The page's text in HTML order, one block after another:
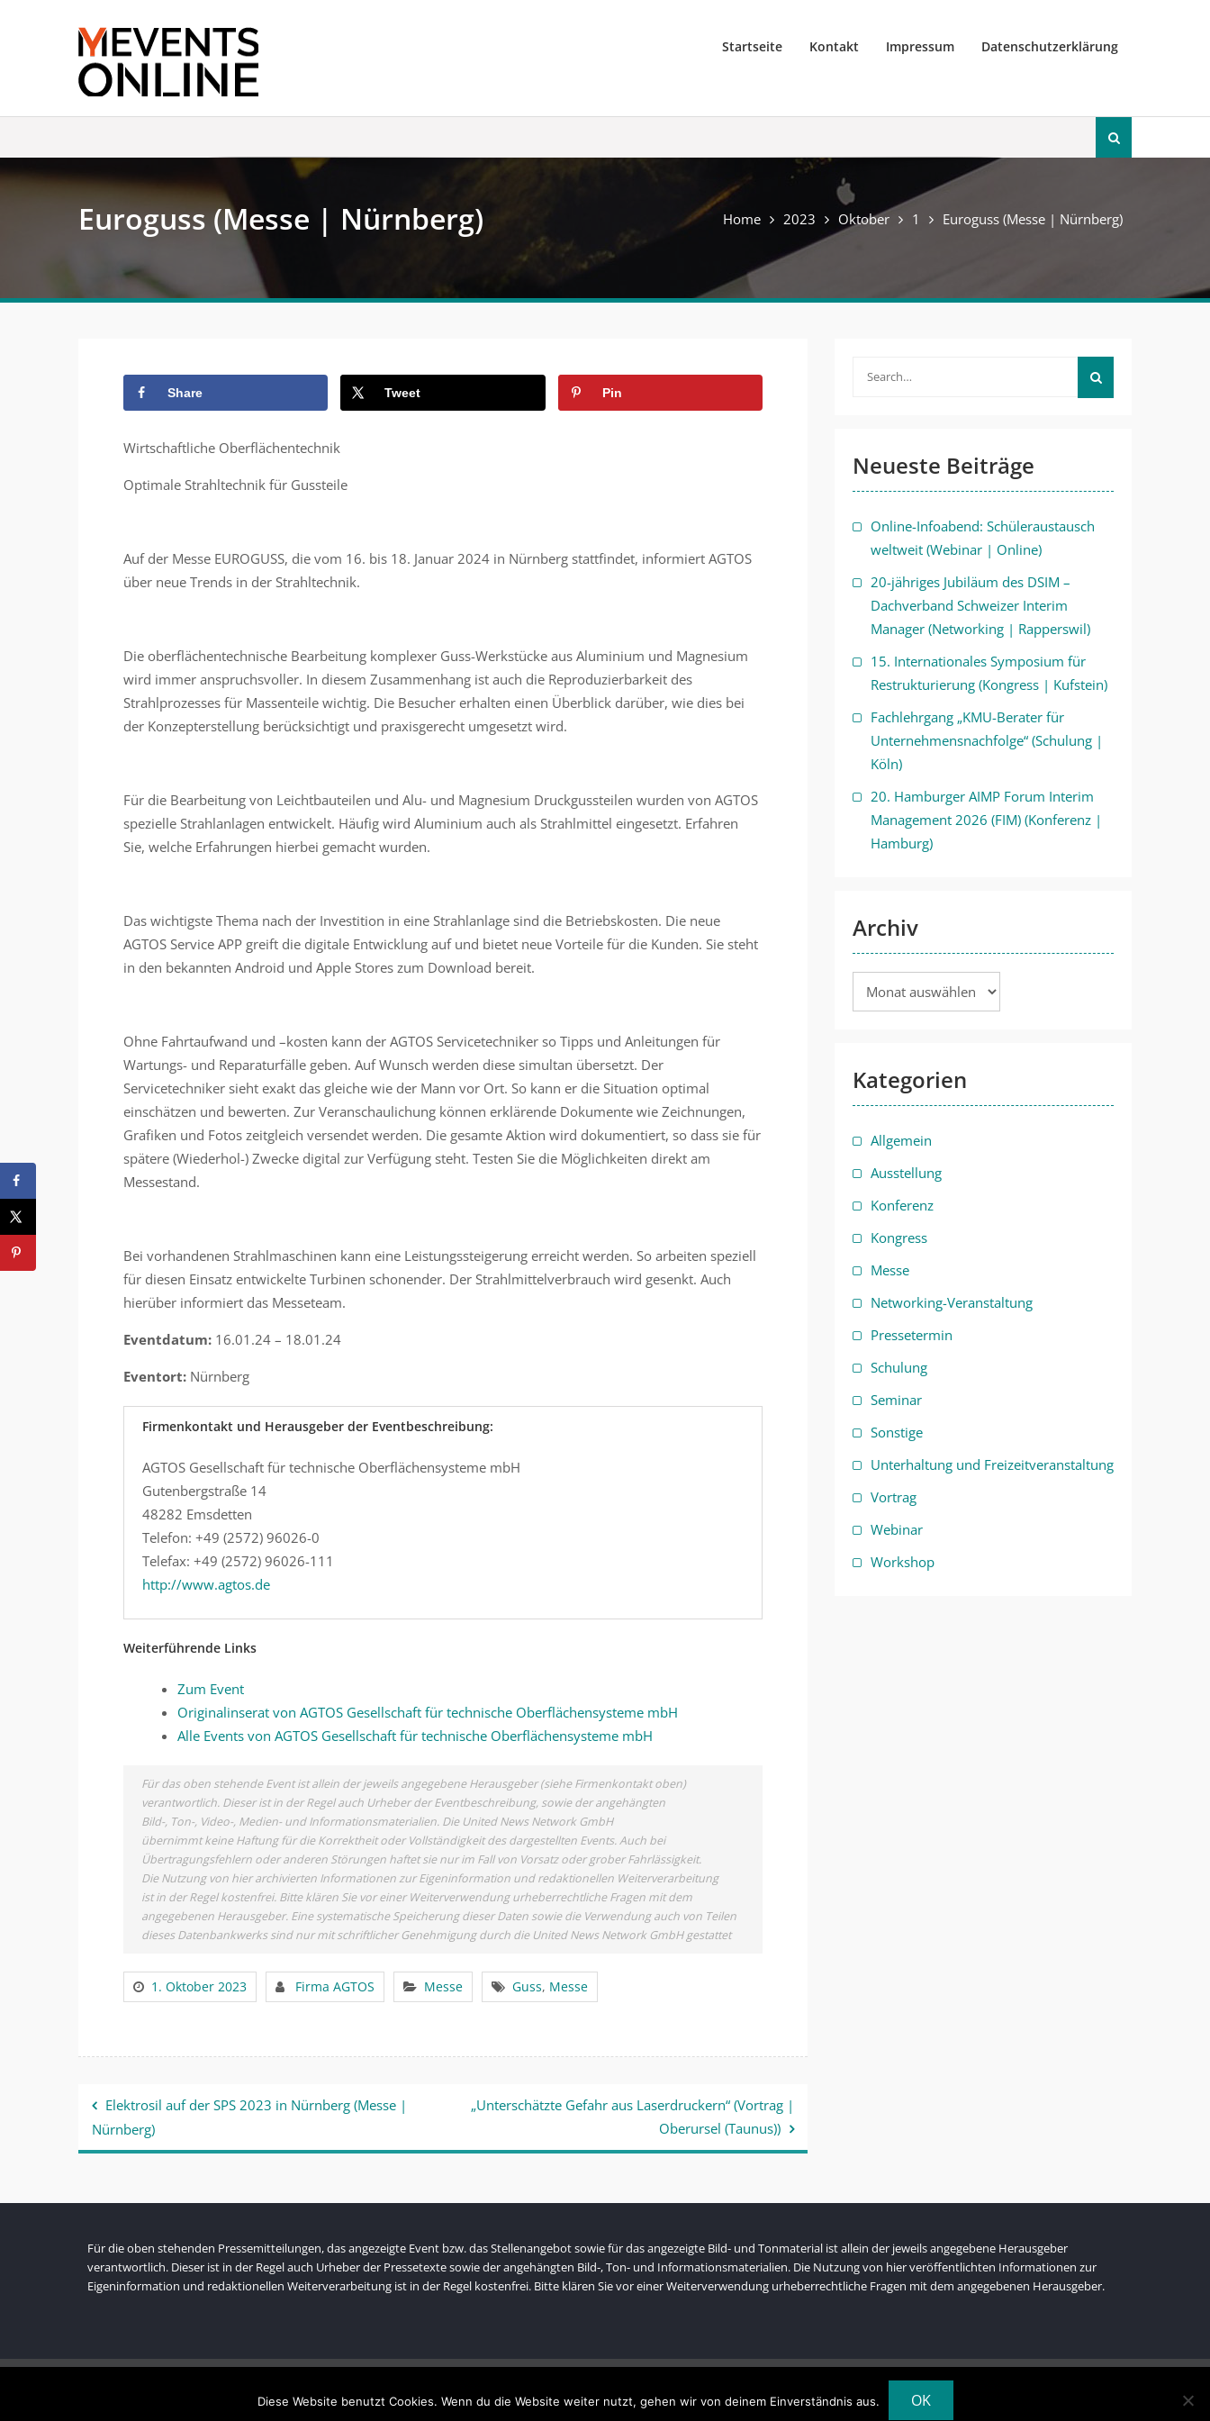
Startseite Kontakt Impressum Datenschutzerklärung
Search
Euroguss (Messe | Nürnberg) Home 2023 Oktober 1 Euroguss (Messe | Nürnberg)
Share Tweet Pin
Wirtschaftliche Oberflächentechnik
Optimale Strahltechnik für Gussteile
Auf der Messe EUROGUSS, die vom 16. bis 18. Januar 2024 in Nürnberg stattfindet, informiert AGTOS
über neue Trends in der Strahltechnik.
Die oberflächentechnische Bearbeitung komplexer Guss-Werkstücke aus Aluminium und Magnesium
wird immer anspruchsvoller. In diesem Zusammenhang ist auch die Reproduzierbarkeit des
Strahlprozesses für Massenteile wichtig. Die Besucher erhalten einen Überblick darüber, wie dies bei
der Konzepterstellung berücksichtigt und praxisgerecht umgesetzt wird.
Für die Bearbeitung von Leichtbauteilen und Alu- und Magnesium Druckgussteilen wurden von AGTOS
spezielle Strahlanlagen entwickelt. Häufig wird Aluminium auch als Strahlmittel eingesetzt. Erfahren
Sie, welche Erfahrungen hierbei gemacht wurden.
Das wichtigste Thema nach der Investition in eine Strahlanlage sind die Betriebskosten. Die neue
AGTOS Service APP greift die digitale Entwicklung auf und bietet neue Vorteile für die Kunden. Sie steht
in den bekannten Android und Apple Stores zum Download bereit.
Ohne Fahrtaufwand und –kosten kann der AGTOS Servicetechniker so Tipps und Anleitungen für
Wartungs- und Reparaturfälle geben. Auf Wunsch werden diese simultan übersetzt. Der
Servicetechniker sieht exakt das gleiche wie der Mann vor Ort. So kann er die Situation optimal
einschätzen und bewerten. Zur Veranschaulichung können erklärende Dokumente wie Zeichnungen,
Grafiken und Fotos zeitgleich versendet werden. Die gesamte Aktion wird dokumentiert, so dass sie für
spätere (Wiederhol-) Zwecke digital zur Verfügung steht. Testen Sie die Möglichkeiten direkt am
Messestand.
Bei vorhandenen Strahlmaschinen kann eine Leistungssteigerung erreicht werden. So arbeiten speziell
für diesen Einsatz entwickelte Turbinen schonender. Der Strahlmittelverbrauch wird gesenkt. Auch
hierüber informiert das Messeteam.
Eventdatum: 16.01.24 – 18.01.24
Eventort: Nürnberg
Firmenkontakt und Herausgeber der Eventbeschreibung:
AGTOS Gesellschaft für technische Oberflächensysteme mbH
Gutenbergstraße 14
48282 Emsdetten
Telefon: +49 (2572) 96026-0
Telefax: +49 (2572) 96026-111
http://www.agtos.de
Weiterführende Links
Zum Event
Originalinserat von AGTOS Gesellschaft für technische Oberflächensysteme mbH
Alle Events von AGTOS Gesellschaft für technische Oberflächensysteme mbH
Für das oben stehende Event ist allein der jeweils angegebene Herausgeber (siehe Firmenkontakt oben)
verantwortlich. Dieser ist in der Regel auch Urheber der Eventbeschreibung, sowie der angehängten
Bild-, Ton-, Video-, Medien- und Informationsmaterialien. Die United News Network GmbH
übernimmt keine Haftung für die Korrektheit oder Vollständigkeit des dargestellten Events. Auch bei
Übertragungsfehlern oder anderen Störungen haftet sie nur im Fall von Vorsatz oder grober Fahrlässigkeit.
Die Nutzung von hier archivierten Informationen zur Eigeninformation und redaktionellen Weiterverarbeitung
ist in der Regel kostenfrei. Bitte klären Sie vor einer Weiterverwendung urheberrechtliche Fragen mit dem
angegebenen Herausgeber. Eine systematische Speicherung dieser Daten sowie die Verwendung auch von Teilen
dieses Datenbankwerks sind nur mit schriftlicher Genehmigung durch die United News Network GmbH gestattet
1. Oktober 2023 Firma AGTOS Messe Guss, Messe
Beitragsnavigation
Elektrosil auf der SPS 2023 in Nürnberg (Messe |
Nürnberg)
„Unterschätzte Gefahr aus Laserdruckern“ (Vortrag |
Oberursel (Taunus))
Neueste Beiträge
Online-Infoabend: Schüleraustausch
weltweit (Webinar | Online)
20-jähriges Jubiläum des DSIM –
Dachverband Schweizer Interim
Manager (Networking | Rapperswil)
15. Internationales Symposium für
Restrukturierung (Kongress | Kufstein)
Fachlehrgang „KMU-Berater für
Unternehmensnachfolge“ (Schulung |
Köln)
20. Hamburger AIMP Forum Interim
Management 2026 (FIM) (Konferenz |
Hamburg)
Archiv
Archiv
Kategorien
Allgemein
Ausstellung
Konferenz
Kongress
Messe
Networking-Veranstaltung
Pressetermin
Schulung
Seminar
Sonstige
Unterhaltung und Freizeitveranstaltung
Vortrag
Webinar
Workshop
Für die oben stehenden Pressemitteilungen, das angezeigte Event bzw. das Stellenangebot sowie für das angezeigte Bild- und Tonmaterial ist allein der jeweils angegebene Herausgeber
verantwortlich. Dieser ist in der Regel auch Urheber der Pressetexte sowie der angehängten Bild-, Ton- und Informationsmaterialien. Die Nutzung von hier veröffentlichten Informationen zur
Eigeninformation und redaktionellen Weiterverarbeitung ist in der Regel kostenfrei. Bitte klären Sie vor einer Weiterverwendung urheberrechtliche Fragen mit dem angegebenen Herausgeber.
Powered by WordPress |Company Elite by Axle Themes
Diese Website benutzt Cookies. Wenn du die Website weiter nutzt, gehen wir von deinem Einverständnis aus. OK